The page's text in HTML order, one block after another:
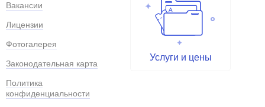
Вакансии
Лицензии
Фотогалерея
Законодательная карта
Политика
конфиденциальности
Услуги и цены